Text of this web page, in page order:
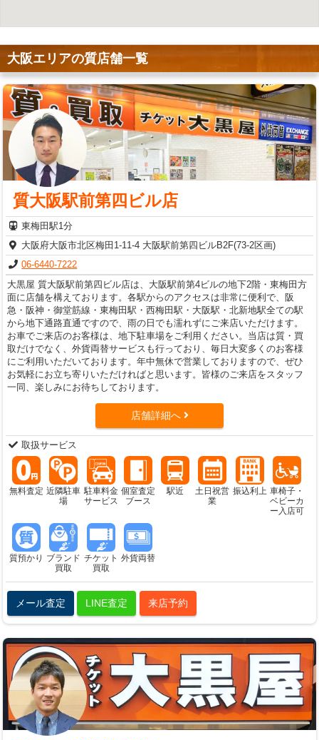
大阪エリアの質店舗一覧
質大阪駅前第四ビル店
東梅田駅1分
大阪府大阪市北区梅田1-11-4 大阪駅前第四ビルB2F(73-2区画)
06-6440-7222
大黒屋 質大阪駅前第四ビル店は、大阪駅前第4ビルの地下2階・東梅田方
面に店舗を構えております。各駅からのアクセスは非常に便利で、阪
急・阪神・御堂筋線・東梅田駅・西梅田駅・大阪駅・北新地駅全ての駅
から地下通路直通ですので、雨の日でも濡れずにご来店いただけます。
お車でご来店のお客様は、地下駐車場をご利用ください。当店は質・買
取だけでなく、外貨両替サービスも行っており、毎日大変多くのお客様
にご利用いただいております。年中無休で営業しておりますので、ぜひ
お気軽にお立ち寄りいただければと思います。皆様のご来店をスタッフ
一同、楽しみにお待ちしております。
店舗詳細へ
取扱サービス
無料査定 近隣駐車
場
駐車料金
サービス
個室査定
ブース
駅近
土日祝営
業
振込利上 車椅子・
ベビーカ
ー入店可
質預かり ブランド
買取
チケット
買取
外貨両替
メール査定 LINE査定 来店予約